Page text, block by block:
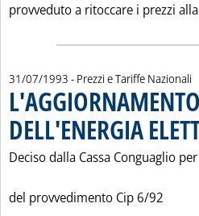
provveduto a ritoccare i prezzi
31/07/1993 - Prezzi e Tariffe Nazionali
DELL'ENERGIA
Deciso dalla Cassa Conguaglio
del provvedimento Cip 6/92